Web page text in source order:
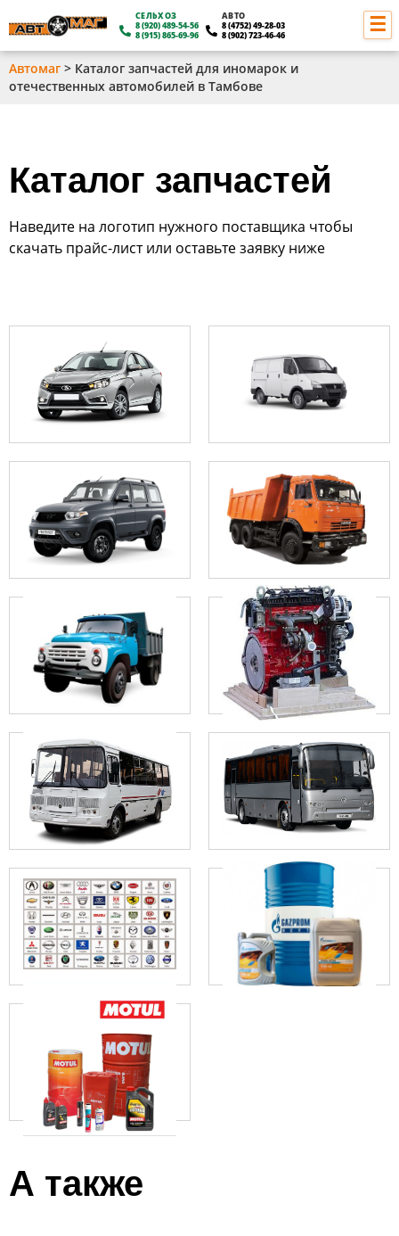
СЕЛЬХОЗ
8 (920) 489-54-56
8 (915) 865-69-96
АВТО
8 (4752) 49-28-03
8 (902) 723-46-46
О КОМПАНИИ
ДИЛЕРЫ
КОНТАКТЫ
Автомаг > Каталог запчастей для иномарок и
отечественных автомобилей в Тамбове
Каталог запчастей
Наведите на логотип нужного поставщика чтобы
скачать прайс-лист или оставьте заявку ниже
Скачать прайс-лист Скачать прайс-лист
Скачать прайс-лист Скачать прайс-лист
Скачать прайс-лист Скачать прайс-лист
Скачать прайс-лист Скачать прайс-лист
Скачать прайс-лист Скачать прайс-лист
Скачать прайс-лист
А также